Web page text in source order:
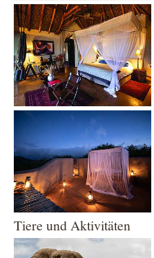
Show larger version
Show larger version
Tiere und Aktivitäten
Show larger version